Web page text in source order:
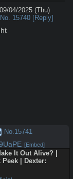
09/04/2025 (Thu)
No. 15740 [Reply]
No.15741
[Embed]
It Out Alive? |
Peek | Dexter: